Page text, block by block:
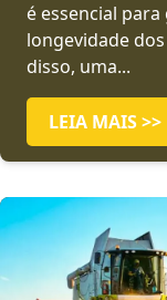
é essencial
longevidade
disso, uma...
LEIA MAIS >>